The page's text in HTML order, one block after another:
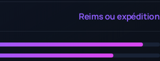
Reims ou expédition